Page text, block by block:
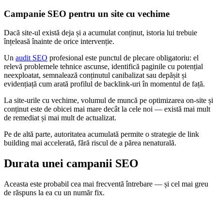
Campanie SEO pentru un site cu vechime
Dacă site-ul există deja și a acumulat conținut, istoria lui trebuie
înțeleasă înainte de orice intervenție.
Un audit SEO profesional este punctul de plecare obligatoriu: el
relevă problemele tehnice ascunse, identifică paginile cu potențial
neexploatat, semnalează conținutul canibalizat sau depășit și
evidențiață cum arată profilul de backlink-uri în momentul de față.
La site-urile cu vechime, volumul de muncă pe optimizarea on-site și
conținut este de obicei mai mare decât la cele noi — există mai mult
de remediat și mai mult de actualizat.
Pe de altă parte, autoritatea acumulată permite o strategie de link
building mai accelerată, fără riscul de a părea nenaturală.
Durata unei campanii SEO
Aceasta este probabil cea mai frecventă întrebare — și cel mai greu
de răspuns la ea cu un număr fix.